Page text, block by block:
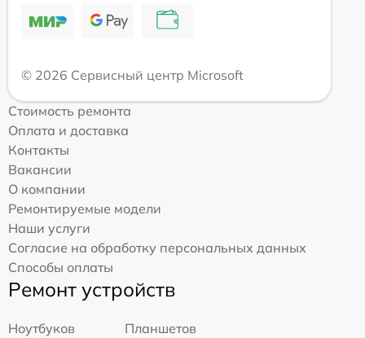
© 2026 Сервисный центр Microsoft
Стоимость ремонта
Оплата и доставка
Контакты
Вакансии
О компании
Ремонтируемые модели
Наши услуги
Согласие на обработку персональных данных
Способы оплаты
Ремонт устройств
Ноутбуков
Планшетов